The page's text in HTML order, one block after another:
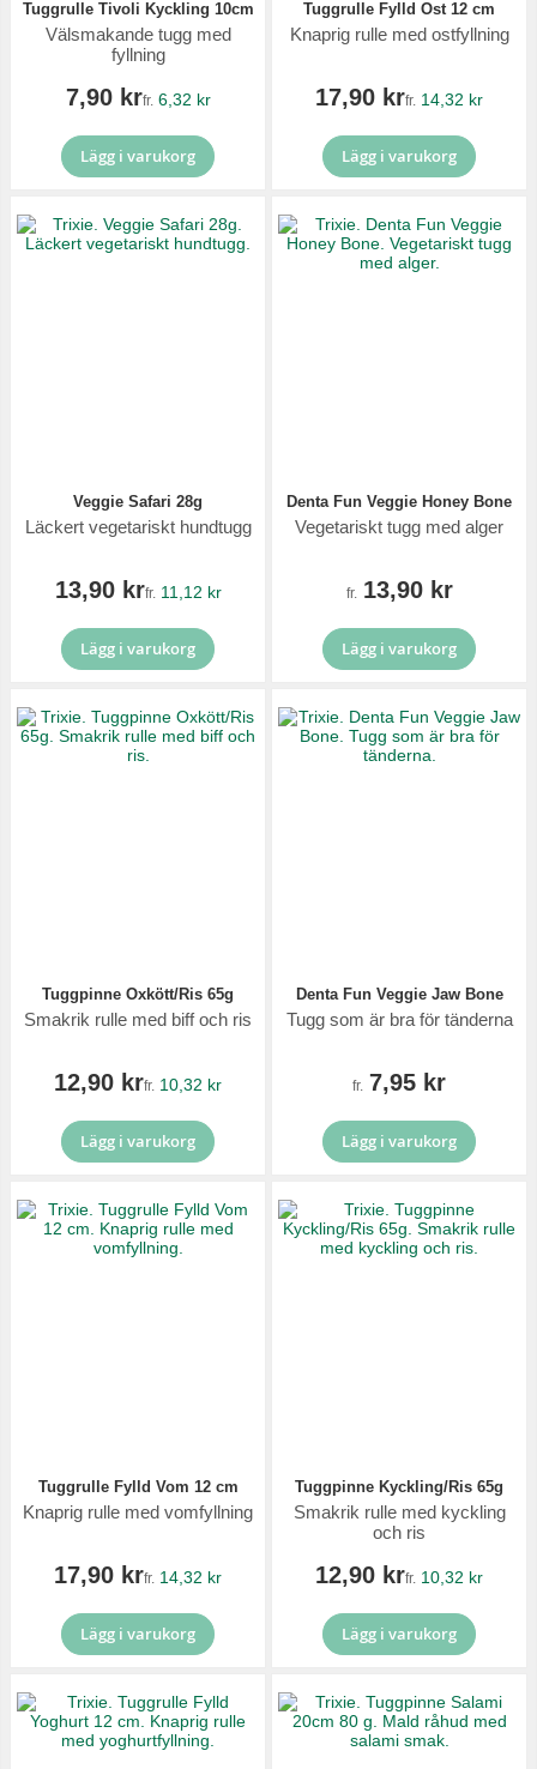
Tuggrulle Tivoli Kyckling 10cm
Välsmakande tugg med
fyllning
7,90 krfr. 6,32 kr
Lägg i varukorg
Tuggrulle Fylld Ost 12 cm
Knaprig rulle med ostfyllning
17,90 krfr. 14,32 kr
Lägg i varukorg
Veggie Safari 28g
Läckert vegetariskt hundtugg
13,90 krfr. 11,12 kr
Lägg i varukorg
Denta Fun Veggie Honey Bone
Vegetariskt tugg med alger
fr. 13,90 kr
Lägg i varukorg
Tuggpinne Oxkött/Ris 65g
Smakrik rulle med biff och ris
12,90 krfr. 10,32 kr
Lägg i varukorg
Denta Fun Veggie Jaw Bone
Tugg som är bra för tänderna
fr. 7,95 kr
Lägg i varukorg
Tuggrulle Fylld Vom 12 cm
Knaprig rulle med vomfyllning
17,90 krfr. 14,32 kr
Lägg i varukorg
Tuggpinne Kyckling/Ris 65g
Smakrik rulle med kyckling
och ris
12,90 krfr. 10,32 kr
Lägg i varukorg